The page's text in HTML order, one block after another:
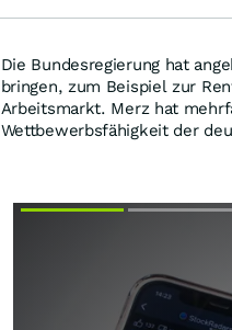
Die Bundesregierung hat
bringen, zum Beispiel zur
Arbeitsmarkt. Merz hat
Wettbewerbsfähigkeit der